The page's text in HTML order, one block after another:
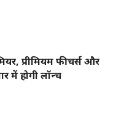
प्रीमियम फीचर्स और
में होगी लॉन्च